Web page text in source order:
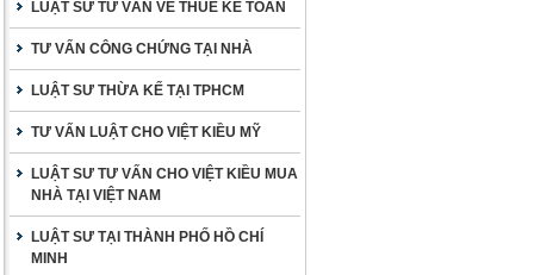
LUẬT SƯ TƯ VẤN VỀ THUẾ KẾ TOÁN
TƯ VẤN CÔNG CHỨNG TẠI NHÀ
LUẬT SƯ THỪA KẾ TẠI TPHCM
TƯ VẤN LUẬT CHO VIỆT KIỀU MỸ
LUẬT SƯ TƯ VẤN CHO VIỆT KIỀU MUA
NHÀ TẠI VIỆT NAM
LUẬT SƯ TẠI THÀNH PHỐ HỒ CHÍ
MINH